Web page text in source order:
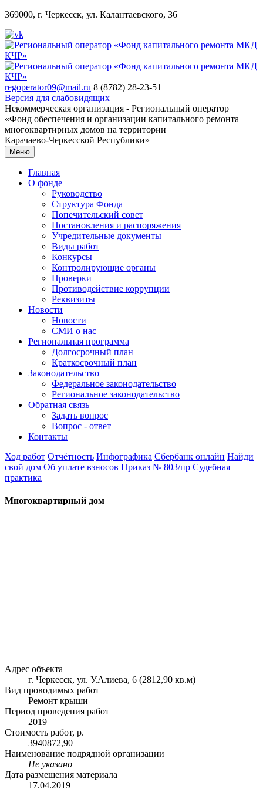
369000, г. Черкесск, ул. Калантаевского, 36
regoperator09@mail.ru 8 (8782) 28-23-51
Версия для слабовидящих
Некоммерческая организация - Региональный оператор
«Фонд обеспечения и организации капитального ремонта
многоквартирных домов на территории
Карачаево-Черкесской Республики»
Меню
Главная
О фонде
Руководство
Структура Фонда
Попечительский совет
Постановления и распоряжения
Учредительные документы
Виды работ
Конкурсы
Контролирующие органы
Проверки
Противодействие коррупции
Реквизиты
Новости
Новости
СМИ о нас
Региональная программа
Долгосрочный план
Краткосрочный план
Законодательство
Федеральное законодательство
Региональное законодательство
Обратная связь
Задать вопрос
Вопрос - ответ
Контакты
Ход работ Отчётность Инфографика Сбербанк онлайн Найди
свой дом Об уплате взносов Приказ № 803/пр Судебная
практика
Многоквартирный дом
Адрес объекта
г. Черкесск, ул. У.Алиева, 6 (2812,90 кв.м)
Вид проводимых работ
Ремонт крыши
Период проведения работ
2019
Стоимость работ, р.
3940872,90
Наименование подрядной организации
Не указано
Дата размещения материала
17.04.2019